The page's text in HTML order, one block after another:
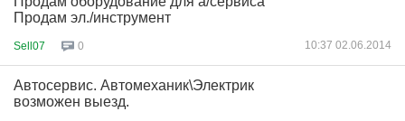
Продам эл./инструмент
Sell07 0 10:37 02.06.2014
Автосервис. Автомеханик\Электрик
возможен выезд.